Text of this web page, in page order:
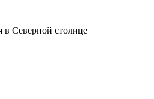
в Северной столице